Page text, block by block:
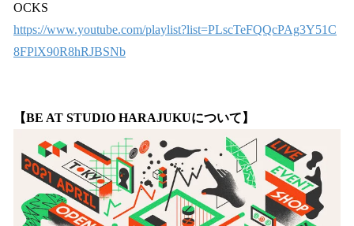
OCKS
https://www.youtube.com/playlist?list=PLscTeFQQcPAg3Y51C
8FPlX90R8hRJBSNb
【BE AT STUDIO HARAJUKUについて】